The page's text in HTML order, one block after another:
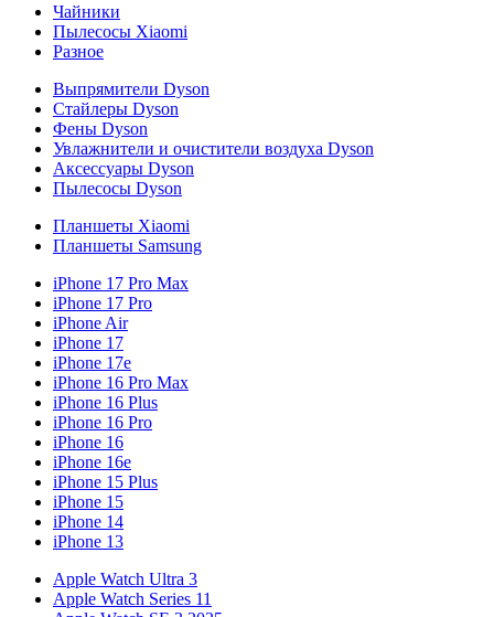
Чайники
Пылесосы Xiaomi
Разное
Выпрямители Dyson
Стайлеры Dyson
Фены Dyson
Увлажнители и очистители воздуха Dyson
Аксессуары Dyson
Пылесосы Dyson
Планшеты Xiaomi
Планшеты Samsung
iPhone 17 Pro Max
iPhone 17 Pro
iPhone Air
iPhone 17
iPhone 17e
iPhone 16 Pro Max
iPhone 16 Plus
iPhone 16 Pro
iPhone 16
iPhone 16e
iPhone 15 Plus
iPhone 15
iPhone 14
iPhone 13
Apple Watch Ultra 3
Apple Watch Series 11